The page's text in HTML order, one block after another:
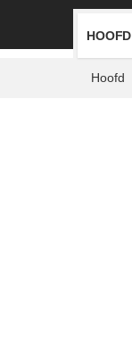
HOOFD
Hoofd